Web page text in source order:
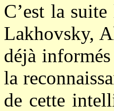
C’est la
Lakhovsky,
déjà
la
de cette